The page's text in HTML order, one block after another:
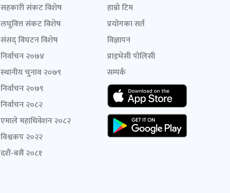
सहकारी संकट विशेष
लघुवित्त संकट विशेष
संसद् विघटन विशेष
निर्वाचन २०७४
स्थानीय चुनाव २०७९
निर्वाचन २०७९
निर्वाचन २०८२
एमाले महाधिवेशन २०८२
विश्वकप २०२२
दशैं-बसैं २०८१
हाम्रो टिम
प्रयोगका सर्त
विज्ञापन
प्राइभेसी पोलिसी
सम्पर्क